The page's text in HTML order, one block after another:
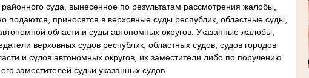
суда, вынесенное по результатам рассмотрения жалобы,
подаются, приносятся в верховные суды республик, областные суды,
области и суды автономных округов. Указанные жалобы,
верховных судов республик, областных судов, судов городов
и судов автономных округов, их заместители либо по поручению
заместителей судьи указанных судов.